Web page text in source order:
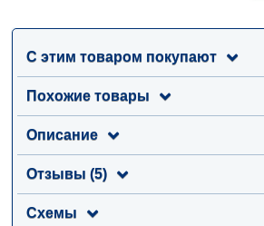
С этим товаром покупают
Похожие товары
Описание
Отзывы (5)
Схемы